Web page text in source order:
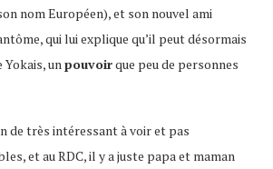
nom Européen), et son nouvel ami
qui lui explique qu’il peut désormais
unpouvoirque peu de personnes
de très intéressant à voir et pas
et au RDC, il y a juste papa et maman